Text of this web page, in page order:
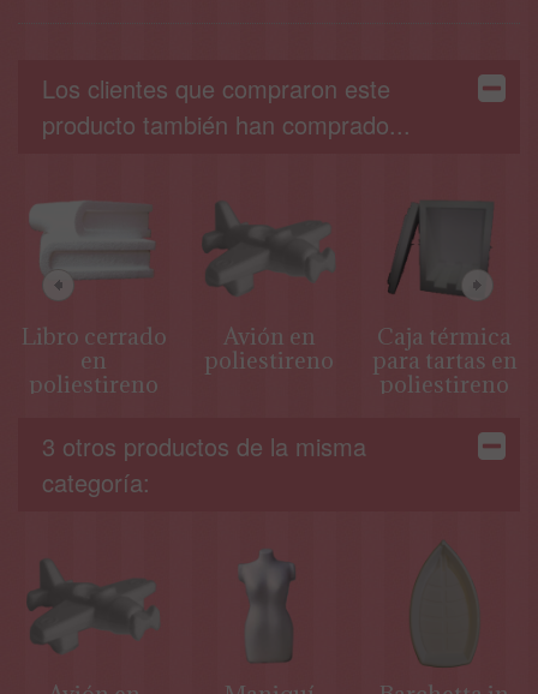
Los clientes que compraron este
producto también han comprado...
Libro cerrado
en
poliestireno
Avión en
poliestireno
Caja térmica
para tartas en
poliestireno
3 otros productos de la misma
categoría: